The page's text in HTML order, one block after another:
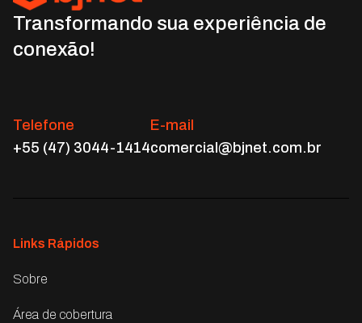
Transformando sua experiência de
conexão!
Telefone
+55 (47) 3044-1414
E-mail
comercial@bjnet.com.br
Links Rápidos
Sobre
Área de cobertura